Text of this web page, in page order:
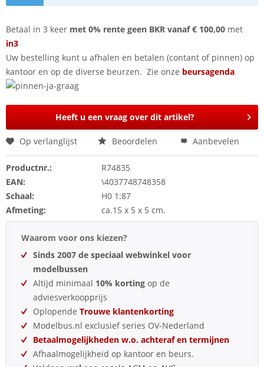
Betaal in 3 keer met 0% rente geen BKR vanaf € 100,00 met
in3
Uw bestelling kunt u afhalen en betalen (contant of pinnen) op
kantoor en op de diverse beurzen. Zie onze beursagenda
Heeft u een vraag over dit artikel?
Op verlanglijst Beoordelen Aanbevelen
Productnr.:
R74835
EAN:
\4037748748358
Schaal:
H0 1:87
Afmeting:
ca.15 x 5 x 5 cm.
Waarom voor ons kiezen?
Sinds 2007 de speciaal webwinkel voor
modelbussen
Altijd minimaal 10% korting op de
adviesverkoopprijs
Oplopende Trouwe klantenkorting
Modelbus.nl exclusief series OV-Nederland
Betaalmogelijkheden w.o. achteraf en termijnen
Afhaalmogelijkheid op kantoor en beurs.